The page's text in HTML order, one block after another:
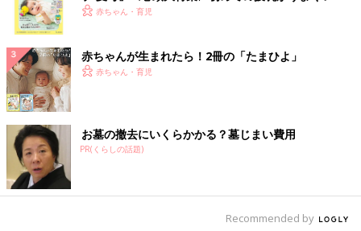
く！ おっぱい・ミルクの基本と夏のトラブル 解決テ
赤ちゃん・育児
赤ちゃんが生まれたら！2冊の「たまひよ」
赤ちゃん・育児
お墓の撤去にいくらかかる？墓じまい費用
PR(くらしの話題)
Recommended by